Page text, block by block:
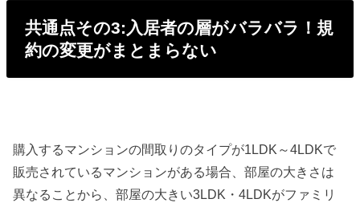
共通点その3:入居者の層がバラバラ！規
約の変更がまとまらない
購入するマンションの間取りのタイプが1LDK～4LDKで
販売されているマンションがある場合、部屋の大きさは
異なることから、部屋の大きい3LDK・4LDKがファミリ